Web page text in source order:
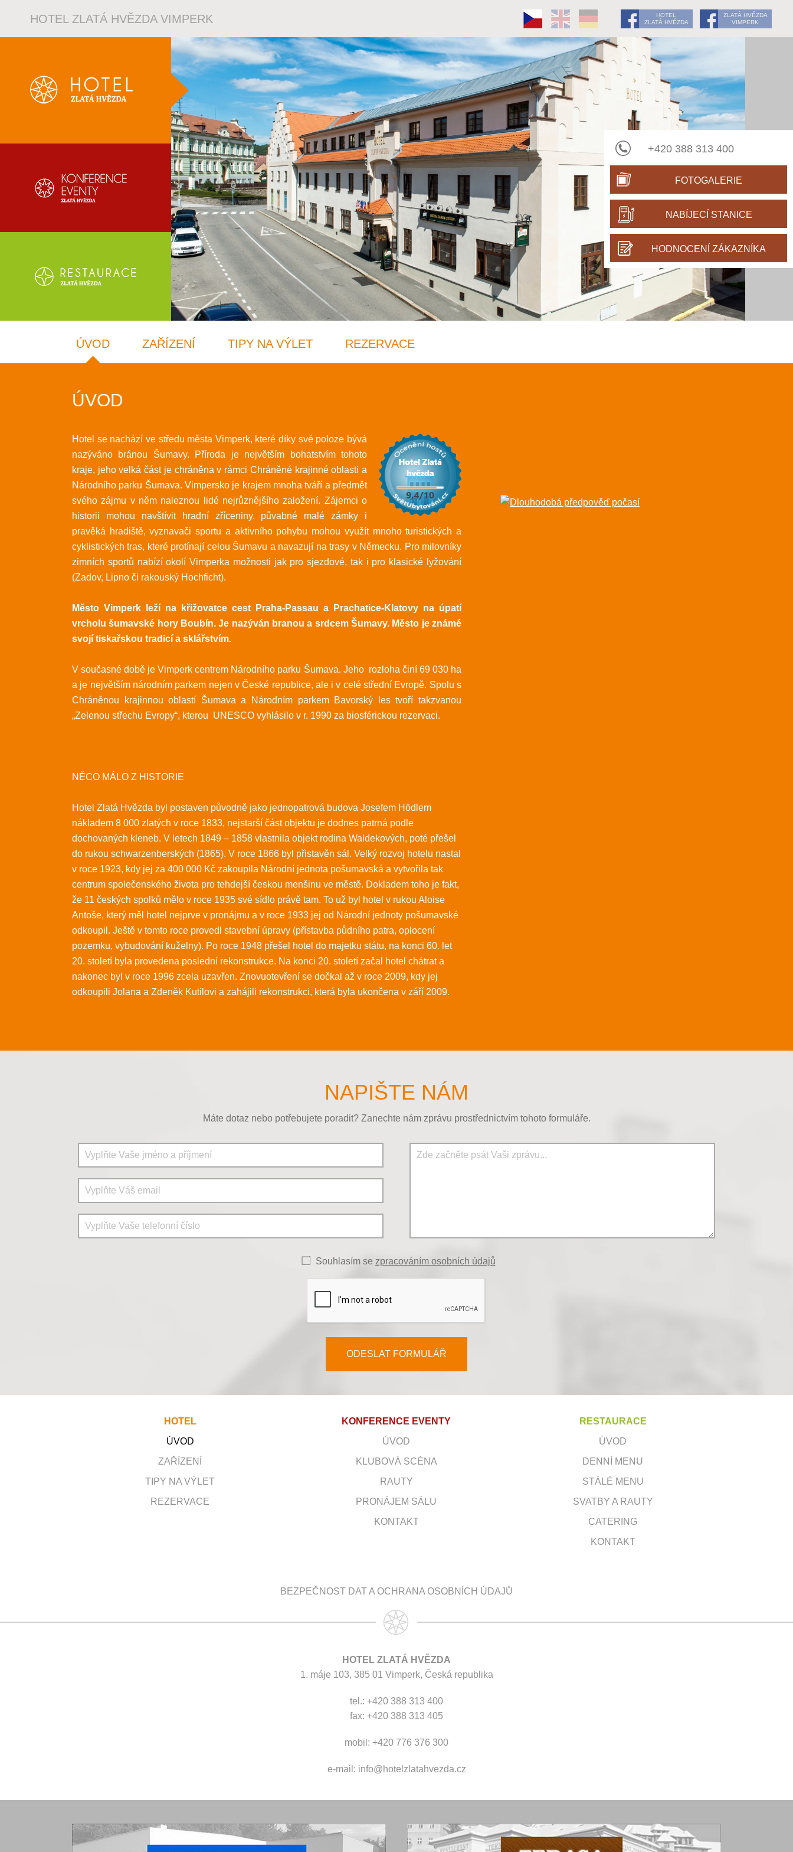
HOTEL ZLATÁ HVĚZDA VIMPERK
HOTEL
ZLATÁ HVĚZDA
ZLATÁ HVĚZDA
VIMPERK
+420 388 313 400
FOTOGALERIE
NABÍJECÍ STANICE
HODNOCENÍ ZÁKAZNÍKA
ÚVOD ZAŘÍZENÍ TIPY NA VÝLET REZERVACE
ÚVOD
Hotel se nachází ve středu města Vimperk, které díky své poloze bývá
nazýváno bránou Šumavy. Příroda je největším bohatstvím tohoto
kraje, jeho velká část je chráněna v rámci Chráněné krajinné oblasti a
Národního parku Šumava. Vimpersko je krajem mnoha tváří a předmět
svého zájmu v něm naleznou lidé nejrůznějšího založení. Zájemci o
historii mohou navštívit hradní zříceniny, půvabné malé zámky i
pravěká hradiště, vyznavači sportu a aktivního pohybu mohou využít mnoho turistických a
cyklistických tras, které protínají celou Šumavu a navazují na trasy v Německu. Pro milovníky
zimních sportů nabízí okolí Vimperka možnosti jak pro sjezdové, tak i pro klasické lyžování
(Zadov, Lipno či rakouský Hochficht).
Město Vimperk leží na křižovatce cest Praha-Passau a Prachatice-Klatovy na úpatí
vrcholu šumavské hory Boubín. Je nazýván branou a srdcem Šumavy. Město je známé
svojí tiskařskou tradicí a sklářstvím.
V současné době je Vimperk centrem Národního parku Šumava. Jeho rozloha činí 69 030 ha
a je největším národním parkem nejen v České republice, ale i v celé střední Evropě. Spolu s
Chráněnou krajinnou oblastí Šumava a Národním parkem Bavorský les tvoří takzvanou
„Zelenou střechu Evropy“, kterou UNESCO vyhlásilo v r. 1990 za biosférickou rezervaci.
NĚCO MÁLO Z HISTORIE
Hotel Zlatá Hvězda byl postaven původně jako jednopatrová budova Josefem Hödlem
nákladem 8 000 zlatých v roce 1833, nejstarší část objektu je dodnes patrná podle
dochovaných kleneb. V letech 1849 – 1858 vlastnila objekt rodina Waldekových, poté přešel
do rukou schwarzenberských (1865). V roce 1866 byl přistavěn sál. Velký rozvoj hotelu nastal
v roce 1923, kdy jej za 400 000 Kč zakoupila Národní jednota pošumavská a vytvořila tak
centrum společenského života pro tehdejší českou menšinu ve městě. Dokladem toho je fakt,
že 11 českých spolků mělo v roce 1935 své sídlo právě tam. To už byl hotel v rukou Aloise
Antoše, který měl hotel nejprve v pronájmu a v roce 1933 jej od Národní jednoty pošumavské
odkoupil. Ještě v tomto roce provedl stavební úpravy (přístavba půdního patra, oplocení
pozemku, vybudování kuželny). Po roce 1948 přešel hotel do majetku státu, na konci 60. let
20. století byla provedena poslední rekonstrukce. Na konci 20. století začal hotel chátrat a
nakonec byl v roce 1996 zcela uzavřen. Znovuotevření se dočkal až v roce 2009, kdy jej
odkoupili Jolana a Zdeněk Kutilovi a zahájili rekonstrukci, která byla ukončena v září 2009.
NAPIŠTE NÁM
Máte dotaz nebo potřebujete poradit? Zanechte nám zprávu prostřednictvím tohoto formuláře.
Souhlasím se zpracováním osobních údajů
ODESLAT FORMULÁŘ
HOTEL
ÚVOD
ZAŘÍZENÍ
TIPY NA VÝLET
REZERVACE
KONFERENCE EVENTY
ÚVOD
KLUBOVÁ SCÉNA
RAUTY
PRONÁJEM SÁLU
KONTAKT
RESTAURACE
ÚVOD
DENNÍ MENU
STÁLÉ MENU
SVATBY A RAUTY
CATERING
KONTAKT
BEZPEČNOST DAT A OCHRANA OSOBNÍCH ÚDAJŮ
HOTEL ZLATÁ HVĚZDA
1. máje 103, 385 01 Vimperk, Česká republika
tel.: +420 388 313 400
fax: +420 388 313 405
mobil: +420 776 376 300
e-mail: info@hotelzlatahvezda.cz